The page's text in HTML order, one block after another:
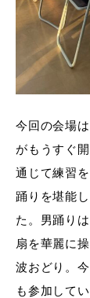
今回の会場
がもうすぐ
通じて練習
踊りを堪能
た。男踊り
扇を華麗に
波おどり。
も参加して